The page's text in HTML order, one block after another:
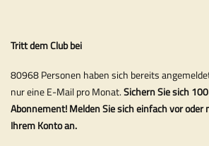
Tritt dem Club bei
80968 Personen haben sich bereits
nur eine E-Mail pro Monat.Sichern Sie sich
Abonnement! Melden Sie sich einfach vor oder
Ihrem Konto an.